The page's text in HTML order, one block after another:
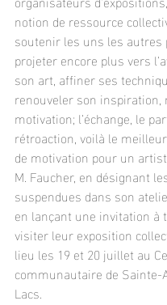
notion de ressource
soutenir les uns les autres
projeter encore plus vers
son art, affiner ses
renouveler son
motivation; l’échange, le
rétroaction, voilà le
de motivation pour un
M. Faucher, en désignant
suspendues dans son
en lançant une invitation à
visiter leur exposition
lieu les 19 et 20 juillet au
communautaire de Sainte-
Lacs.